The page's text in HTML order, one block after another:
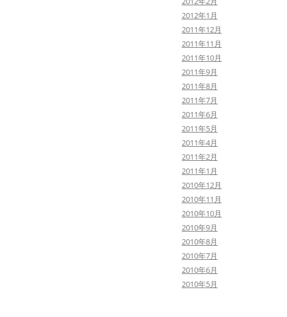
2012年1月
2011年12月
2011年11月
2011年10月
2011年9月
2011年8月
2011年7月
2011年6月
2011年5月
2011年4月
2011年2月
2011年1月
2010年12月
2010年11月
2010年10月
2010年9月
2010年8月
2010年7月
2010年6月
2010年5月